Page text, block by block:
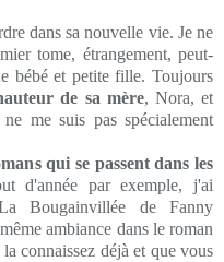
dans sa nouvelle vie. Je ne
tome, étrangement, peut-
bébé et petite fille. Toujours
de sa mère, Nora, et
me suis pas spécialement
qui se passent dans les
d'année par exemple, j'ai
Bougainvillée de Fanny
ambiance dans le roman
connaissez déjà et que vous